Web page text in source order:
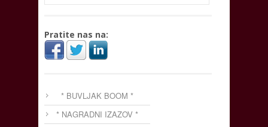
Pratite nas na:
* BUVLJAK BOOM *
* NAGRADNI IZAZOV *